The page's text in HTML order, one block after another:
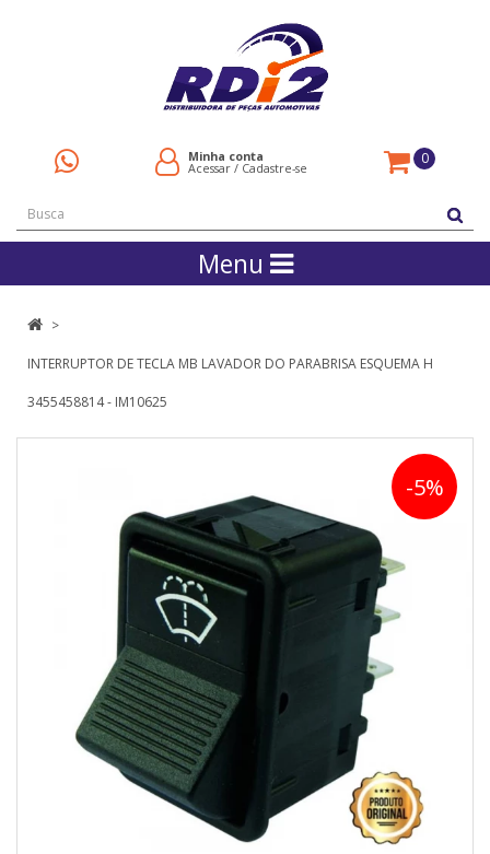
Minha conta
Acessar / Cadastre-se
0
Menu
INTERRUPTOR DE TECLA MB LAVADOR DO PARABRISA ESQUEMA H
3455458814 - IM10625
-5%